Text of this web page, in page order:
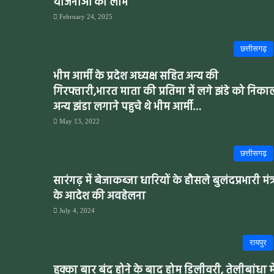
February 24, 2025
छत्तीसगढ़
भीम आर्मी के प्रदेश अध्यक्ष सहित अन्य की
गिरफ्तारी,भारत माता की प्रतिमा में लगे झंडे को
अन्य झंडा लगाने पहुचे थे भीम आर्मी…
May 13, 2022
छत्तीसगढ़
सारंगढ़ में बेजाकब्जा धारियों के हौसले बुलंदप्रभारी
के आदेश की अवहेलना
July 4, 2024
रायपुर
हुक्का बार बंद होने के बाद होम डिलीवरी, तेलीबांधा